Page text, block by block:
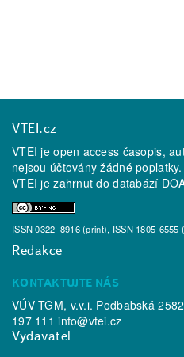
VTEI.cz
VTEI je open access časopis,
nejsou účtovány žádné poplatky.
VTEI je zahrnut do databází
ISSN 0322–8916 (print), ISSN 1805-6555
Redakce
KONTAKTUJTE NÁS
VÚV TGM, v.v.i. Podbabská
197 111info@vtei.cz
Vydavatel